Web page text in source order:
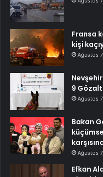
Fransa
kişi
Ağustos
9
Ağustos
Bakan
Ağustos
Efkan